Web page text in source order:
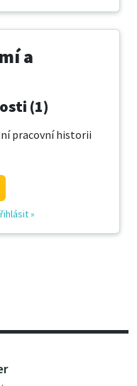
a
(1)
pracovní historii
»